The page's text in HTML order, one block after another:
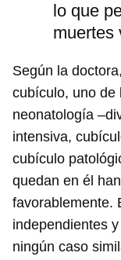
lo que
muertes
Según la
cubículo, uno de
neonatología
intensiva,
cubículo
quedan en él
favorablemente.
independientes
ningún caso